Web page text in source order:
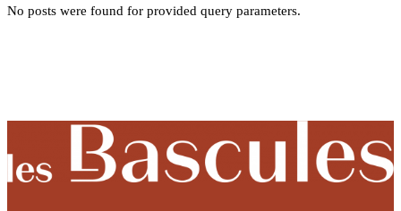
No posts were found for provided query parameters.